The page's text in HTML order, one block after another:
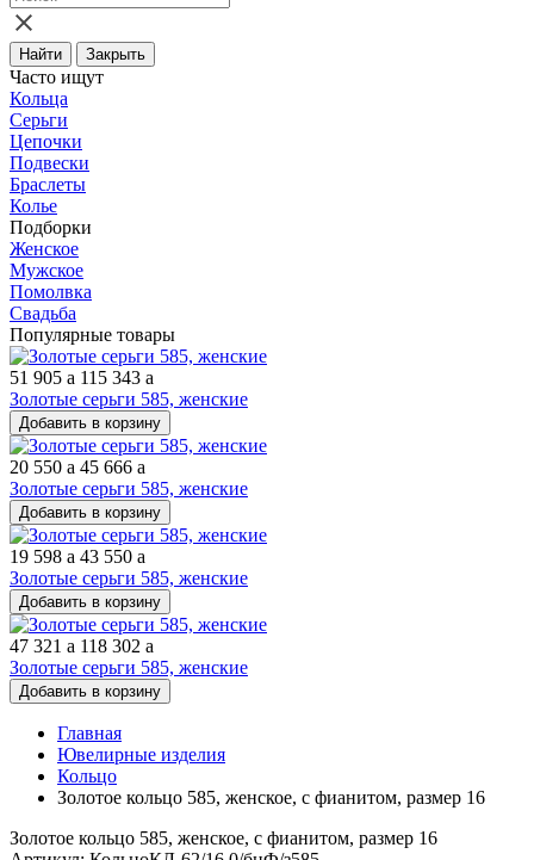
Найти Закрыть
Часто ищут
Кольца
Серьги
Цепочки
Подвески
Браслеты
Колье
Подборки
Женское
Мужское
Помолвка
Свадьба
Популярные товары
51 905 a 115 343 a
Золотые серьги 585, женские
Добавить в корзину
20 550 a 45 666 a
Золотые серьги 585, женские
Добавить в корзину
19 598 a 43 550 a
Золотые серьги 585, женские
Добавить в корзину
47 321 a 118 302 a
Золотые серьги 585, женские
Добавить в корзину
Главная
Ювелирные изделия
Кольцо
Золотое кольцо 585, женское, с фианитом, размер 16
Золотое кольцо 585, женское, с фианитом, размер 16